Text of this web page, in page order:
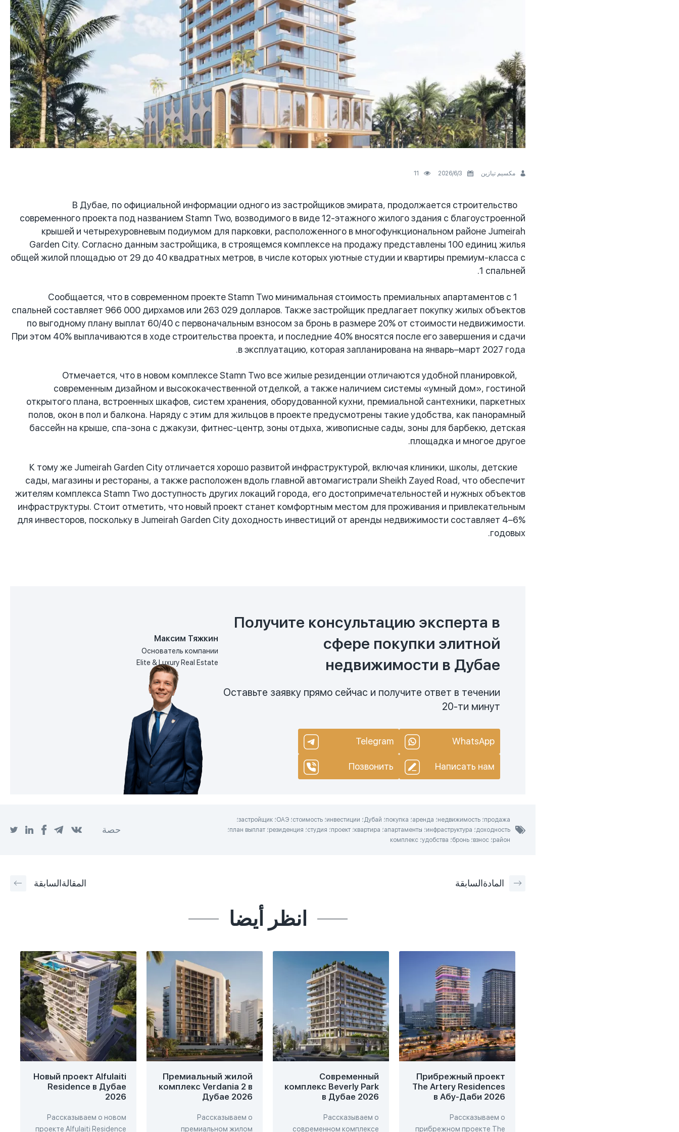
مكسيم تيازين 3‏/6‏/2026
11
В Дубае, по официальной информации одного из застройщиков эмирата, продолжается строительство
современного проекта под названием Stamn Two, возводимого в виде 12-этажного жилого здания с благоустроенной
крышей и четырехуровневым подиумом для парковки, расположенного в многофункциональном районе Jumeirah
Garden City. Согласно данным застройщика, в строящемся комплексе на продажу представлены 100 единиц жилья
общей жилой площадью от 29 до 40 квадратных метров, в числе которых уютные студии и квартиры премиум-класса с
1 спальней.
Сообщается, что в современном проекте Stamn Two минимальная стоимость премиальных апартаментов с 1
спальней составляет 966 000 дирхамов или 263 029 долларов. Также застройщик предлагает покупку жилых объектов
по выгодному плану выплат 60/40 с первоначальным взносом за бронь в размере 20% от стоимости недвижимости.
При этом 40% выплачиваются в ходе строительства проекта, и последние 40% вносятся после его завершения и сдачи
в эксплуатацию, которая запланирована на январь–март 2027 года.
Отмечается, что в новом комплексе Stamn Two все жилые резиденции отличаются удобной планировкой,
современным дизайном и высококачественной отделкой, а также наличием системы «умный дом», гостиной
открытого плана, встроенных шкафов, систем хранения, оборудованной кухни, премиальной сантехники, паркетных
полов, окон в пол и балкона. Наряду с этим для жильцов в проекте предусмотрены такие удобства, как панорамный
бассейн на крыше, спа-зона с джакузи, фитнес-центр, зоны отдыха, живописные сады, зоны для барбекю, детская
площадка и многое другое.
К тому же Jumeirah Garden City отличается хорошо развитой инфраструктурой, включая клиники, школы, детские
сады, магазины и рестораны, а также расположен вдоль главной автомагистрали Sheikh Zayed Road, что обеспечит
жителям комплекса Stamn Two доступность других локаций города, его достопримечательностей и нужных объектов
инфраструктуры. Стоит отметить, что новый проект станет комфортным местом для проживания и привлекательным
для инвесторов, поскольку в Jumeirah Garden City доходность инвестиций от аренды недвижимости составляет 4–6%
годовых.
Получите консультацию эксперта в
сфере покупки элитной
недвижимости в Дубае
Оставьте заявку прямо сейчас и получите ответ в течении
20-ти минут
WhatsApp
Telegram
Написать нам
Позвонить
Максим Тяжкин
Основатель компании
Elite & Luxury Real Estate
продажа؛ недвижимость؛ аренда؛ покупка؛ Дубай؛ инвестиции؛ стоимость؛ ОАЭ؛ застройщик؛
доходность؛ инфраструктура؛ апартаменты؛ квартира؛ проект؛ студия؛ резиденция؛ план выплат؛
район؛ взнос؛ бронь؛ удобства؛ комплекс
حصة
المادةالسابقة المقالةالسابقة
انظر أيضا
Новый проект Alfulaiti
Residence в Дубае
2026
Рассказываем о новом
проекте Alfulaiti Residence
Премиальный жилой
комплекс Verdania 2 в
Дубае 2026
Рассказываем о
премиальном жилом
Современный
комплекс Beverly Park
в Дубае 2026
Рассказываем о
современном комплексе
Прибрежный проект
The Artery Residences
в Абу-Даби 2026
Рассказываем о
прибрежном проекте The